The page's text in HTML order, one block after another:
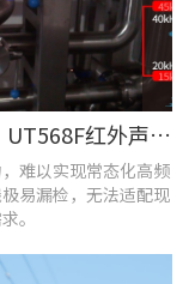
提质降耗两不误！UT568F红外声成像仪破解酿酒车间检漏难题
难以实现常态化高频
易漏检，无法适配现
。